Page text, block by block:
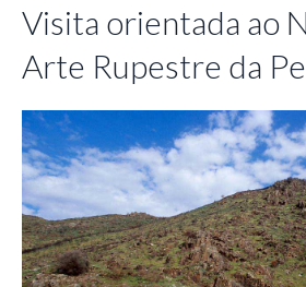
Visita orientada ao
Arte Rupestre da